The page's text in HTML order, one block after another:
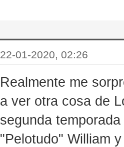
22-01-2020, 02:26
Realmente me
a ver otra cosa de
segunda
"Pelotudo" William